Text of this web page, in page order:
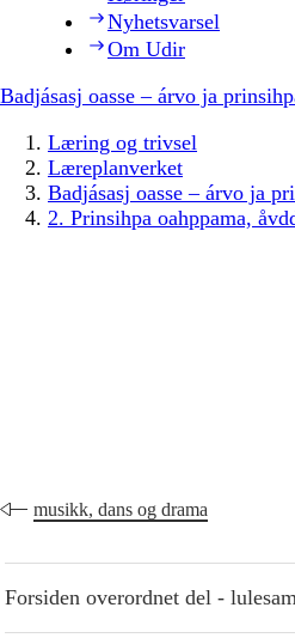
Nyhetsvarsel
Om Udir
Badjásasj oasse – árvo ja
Læring og trivsel
Læreplanverket
Badjásasj oasse – árvo ja
2. Prinsihpa oahppama,
musikk, dans og drama
Forsiden overordnet del -